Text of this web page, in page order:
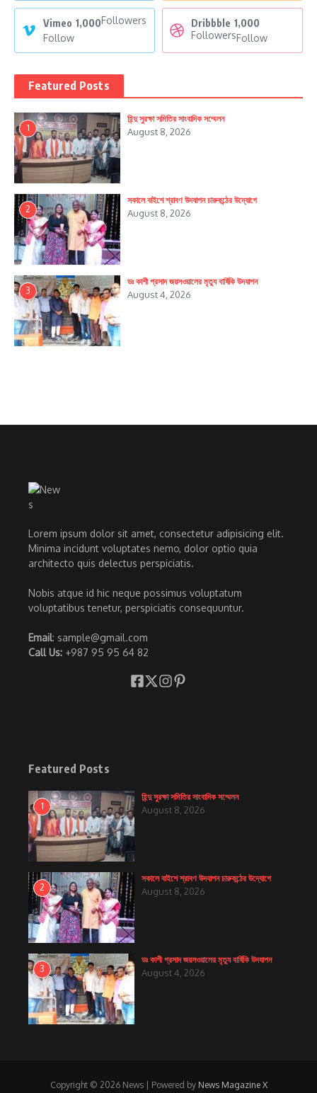
Vimeo 1,000Followers
Follow
Dribbble 1,000
FollowersFollow
Featured Posts
1
হিন্দু সুরক্ষা সমিতির সাংবাদিক সম্মেলন
August 8, 2026
2
সকালে বাইশে শ্রাবণ উদযাপন চারুকন্ঠের উদ্যোগে
August 8, 2026
3
ডঃ কাশী প্রসাদ জয়সওয়ালের মৃত্যু বার্ষিকি উদযাপন
August 4, 2026
Lorem ipsum dolor sit amet, consectetur adipisicing elit.
Minima incidunt voluptates nemo, dolor optio quia
architecto quis delectus perspiciatis.
Nobis atque id hic neque possimus voluptatum
voluptatibus tenetur, perspiciatis consequuntur.
Email: sample@gmail.com
Call Us: +987 95 95 64 82
Featured Posts
1
হিন্দু সুরক্ষা সমিতির সাংবাদিক সম্মেলন
August 8, 2026
2
সকালে বাইশে শ্রাবণ উদযাপন চারুকন্ঠের উদ্যোগে
August 8, 2026
3
ডঃ কাশী প্রসাদ জয়সওয়ালের মৃত্যু বার্ষিকি উদযাপন
August 4, 2026
Copyright © 2026 News | Powered by News Magazine X